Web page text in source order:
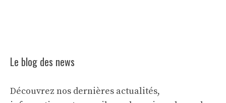
Le blog des news
Découvrez nos dernières actualités,